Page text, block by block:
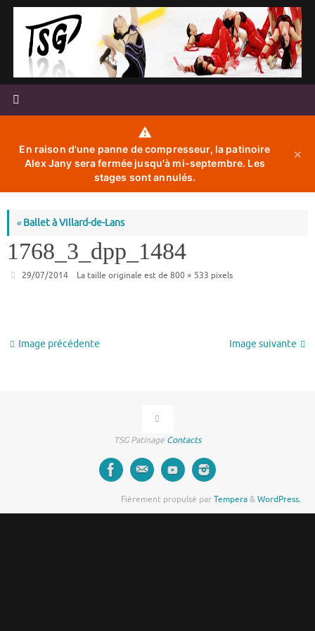
Passer
contenu
⚠️
En raison d'une panne de compresseur, la patinoire
Alex Jany sera fermée jusqu'à mi-septembre. Les
stages sont annulés.
✕
«Ballet à Villard-de-Lans
1768_3_dpp_1484
29/07/2014 La taille originale est de 800 × 533 pixels
Image précédente Image suivante
TSG Patinage Contacts
Fièrement propulsé parTempera&WordPress.